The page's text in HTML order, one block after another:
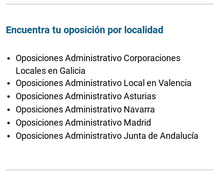
Encuentra tu oposición por localidad
Oposiciones Administrativo Corporaciones
Locales en Galicia
Oposiciones Administrativo Local en Valencia
Oposiciones Administrativo Asturias
Oposiciones Administrativo Navarra
Oposiciones Administrativo Madrid
Oposiciones Administrativo Junta de Andalucía